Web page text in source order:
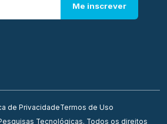
Me inscrever
de PrivacidadeTermos de Uso
Tecnológicas. Todos os direitos